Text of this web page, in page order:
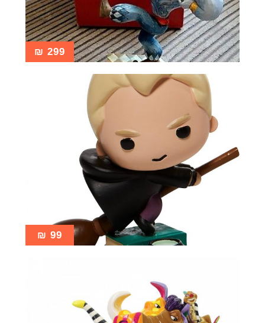
299
₪
99
₪